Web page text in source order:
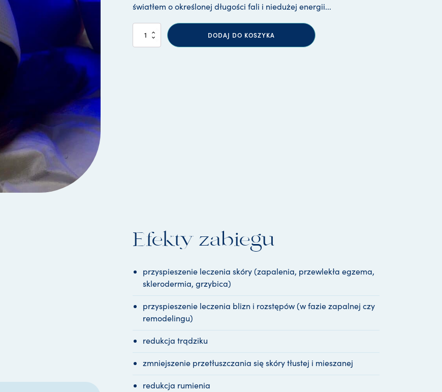
światłem o określonej długości fali i niedużej energii...
DODAJ DO KOSZYKA
Efekty zabiegu
przyspieszenie leczenia skóry (zapalenia, przewlekła egzema,
sklerodermia, grzybica)
przyspieszenie leczenia blizn i rozstępów (w fazie zapalnej czy
remodelingu)
redukcja trądziku
zmniejszenie przetłuszczania się skóry tłustej i mieszanej
redukcja rumienia